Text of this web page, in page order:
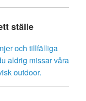
ställe
och tillfälliga
aldrig missar våra
outdoor.